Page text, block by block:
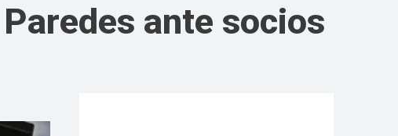
ante socios